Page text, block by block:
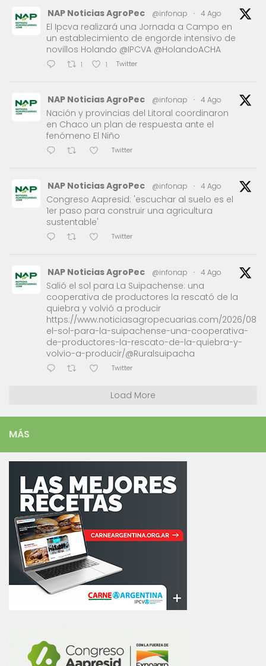
NAP Noticias AgroPec @infonap · 4 Ago
El Ipcva realizará una Jornada a Campo en
un establecimiento de engorde intensivo de
novillos Holando @IPCVA @HolandoACHA
1 1 Twitter
NAP Noticias AgroPec @infonap · 4 Ago
Nación y provincias del Litoral coordinaron
en Chaco un plan de respuesta ante el
fenómeno El Niño
Twitter
NAP Noticias AgroPec @infonap · 4 Ago
Congreso Aapresid: 'escuchar al suelo es el
1er paso para construir una agricultura
sustentable'
Twitter
NAP Noticias AgroPec @infonap · 4 Ago
Salió el sol para La Suipachense: una
cooperativa de productores la rescató de la
quiebra y volvió a producir
https://www.noticiasagropecuarias.com/2026/08/
el-sol-para-la-suipachense-una-cooperativa-
de-productores-la-rescato-de-la-quiebra-y-
volvio-a-producir/@Ruralsuipacha
Twitter
Load More
MÁS